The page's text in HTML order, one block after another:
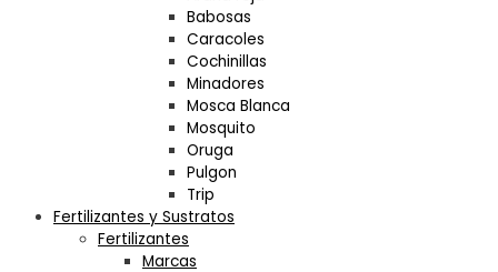
Babosas
Caracoles
Cochinillas
Minadores
Mosca Blanca
Mosquito
Oruga
Pulgon
Trip
Fertilizantes y Sustratos
Fertilizantes
Marcas